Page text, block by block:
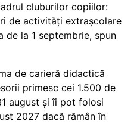
cluburilor copiilor:
de activități extrașcolare
de la 1 septembrie, spun
de carieră didactică
primesc cei 1.500 de
august și îi pot folosi
2027 dacă rămân în